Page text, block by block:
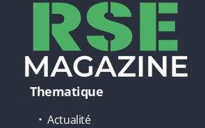
Thematique
Actualité